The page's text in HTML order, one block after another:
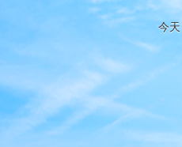
今